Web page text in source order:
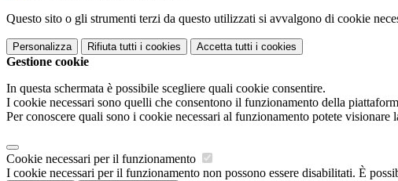
Questo sito o gli strumenti terzi da questo utilizzati si avvalgono di cookie
Personalizza Rifiuta tutti i cookies Accetta tutti i cookies
Gestione cookie
In questa schermata è possibile scegliere quali cookie consentire.
I cookie necessari sono quelli che consentono il funzionamento della
Per conoscere quali sono i cookie necessari al funzionamento potete visionare
Cookie necessari per il funzionamento
I cookie necessari per il funzionamento non possono essere disabilitati. È